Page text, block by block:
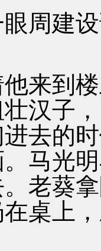
建设
到楼
汉子
去的
马光
老葵
桌上